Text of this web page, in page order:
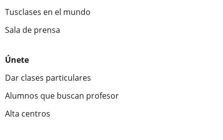
Tusclases en el mundo
Sala de prensa
Únete
Dar clases particulares
Alumnos que buscan profesor
Alta centros